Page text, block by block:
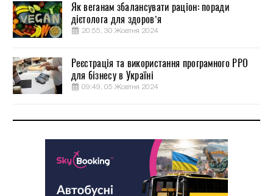
Як веганам збалансувати раціон: поради
дієтолога для здоров’я
20:55, 30 Жовтня 2024
Реєстрація та використання програмного РРО
для бізнесу в Україні
09:49, 05 Жовтня 2024